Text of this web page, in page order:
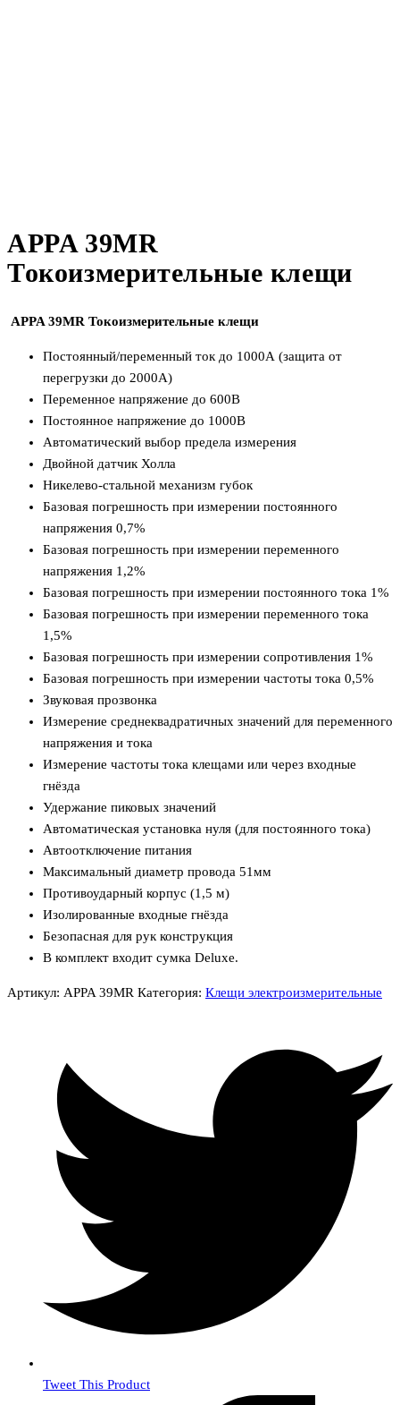
APPA 39МR
Токоизмерительные клещи
APPA 39МR Токоизмерительные клещи
Постоянный/переменный ток до 1000А (защита от
перегрузки до 2000А)
Переменное напряжение до 600В
Постоянное напряжение до 1000В
Автоматический выбор предела измерения
Двойной датчик Холла
Никелево-стальной механизм губок
Базовая погрешность при измерении постоянного
напряжения 0,7%
Базовая погрешность при измерении переменного
напряжения 1,2%
Базовая погрешность при измерении постоянного тока 1%
Базовая погрешность при измерении переменного тока
1,5%
Базовая погрешность при измерении сопротивления 1%
Базовая погрешность при измерении частоты тока 0,5%
Звуковая прозвонка
Измерение среднеквадратичных значений для переменного
напряжения и тока
Измерение частоты тока клещами или через входные
гнёзда
Удержание пиковых значений
Автоматическая установка нуля (для постоянного тока)
Автоотключение питания
Максимальный диаметр провода 51мм
Противоударный корпус (1,5 м)
Изолированные входные гнёзда
Безопасная для рук конструкция
В комплект входит сумка Deluxe.
Артикул: APPA 39МR Категория: Клещи электроизмерительные
Tweet This Product